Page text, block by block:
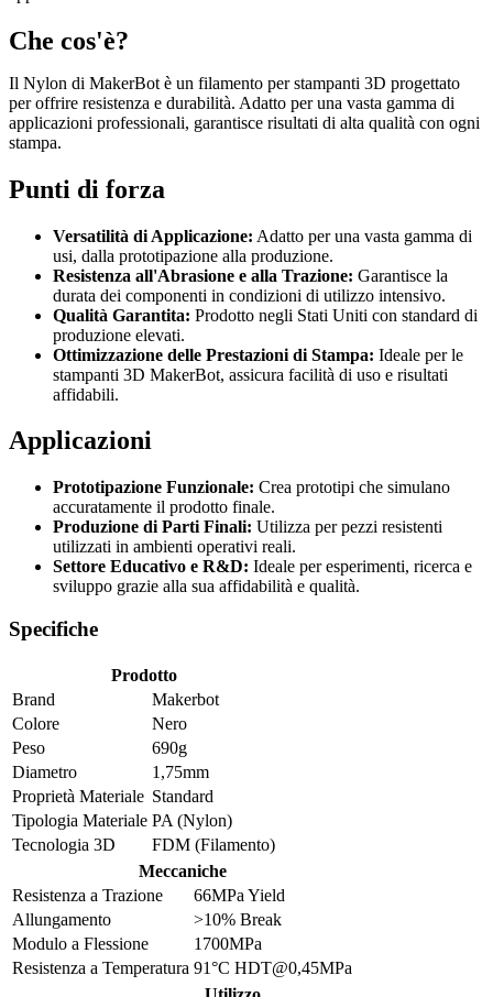
Che cos'è?
Il Nylon di MakerBot è un filamento per stampanti 3D progettato
per offrire resistenza e durabilità. Adatto per una vasta gamma di
applicazioni professionali, garantisce risultati di alta qualità con ogni
stampa.
Punti di forza
Versatilità di Applicazione: Adatto per una vasta gamma di
usi, dalla prototipazione alla produzione.
Resistenza all'Abrasione e alla Trazione: Garantisce la
durata dei componenti in condizioni di utilizzo intensivo.
Qualità Garantita: Prodotto negli Stati Uniti con standard di
produzione elevati.
Ottimizzazione delle Prestazioni di Stampa: Ideale per le
stampanti 3D MakerBot, assicura facilità di uso e risultati
affidabili.
Applicazioni
Prototipazione Funzionale: Crea prototipi che simulano
accuratamente il prodotto finale.
Produzione di Parti Finali: Utilizza per pezzi resistenti
utilizzati in ambienti operativi reali.
Settore Educativo e R&D: Ideale per esperimenti, ricerca e
sviluppo grazie alla sua affidabilità e qualità.
Specifiche
Prodotto
Brand
Makerbot
Colore
Nero
Peso
690g
Diametro
1,75mm
Proprietà Materiale Standard
Tipologia Materiale PA (Nylon)
Tecnologia 3D
FDM (Filamento)
Meccaniche
Resistenza a Trazione
66MPa Yield
Allungamento
>10% Break
Modulo a Flessione
1700MPa
Resistenza a Temperatura 91°C HDT@0,45MPa